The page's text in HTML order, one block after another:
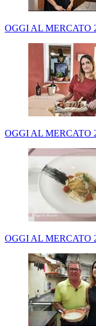
OGGI AL MERCATO
OGGI AL MERCATO
OGGI AL MERCATO